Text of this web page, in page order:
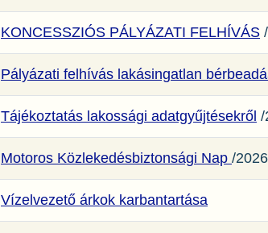
KONCESSZIÓS PÁLYÁZATI FELHÍVÁS
Pályázati felhívás lakásingatlan
Tájékoztatás lakossági adatgyűjtésekről /
Motoros Közlekedésbiztonsági Nap /
Vízelvezető árkok karbantartása